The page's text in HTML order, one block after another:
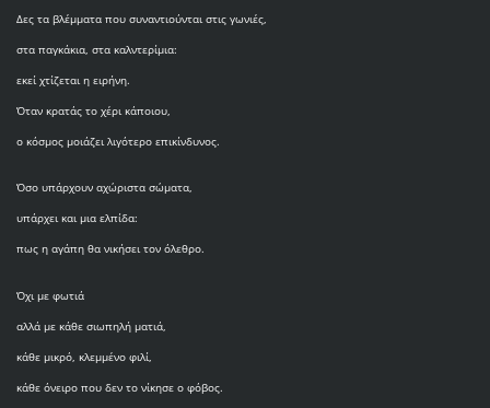
Δες τα βλέμματα που συναντιούνται στις γωνιές,
στα παγκάκια, στα καλντερίμια:
εκεί χτίζεται η ειρήνη.
Όταν κρατάς το χέρι κάποιου,
ο κόσμος μοιάζει λιγότερο επικίνδυνος.
Όσο υπάρχουν αχώριστα σώματα,
υπάρχει και μια ελπίδα:
πως η αγάπη θα νικήσει τον όλεθρο.
Όχι με φωτιά
αλλά με κάθε σιωπηλή ματιά,
κάθε μικρό, κλεμμένο φιλί,
κάθε όνειρο που δεν το νίκησε ο φόβος.